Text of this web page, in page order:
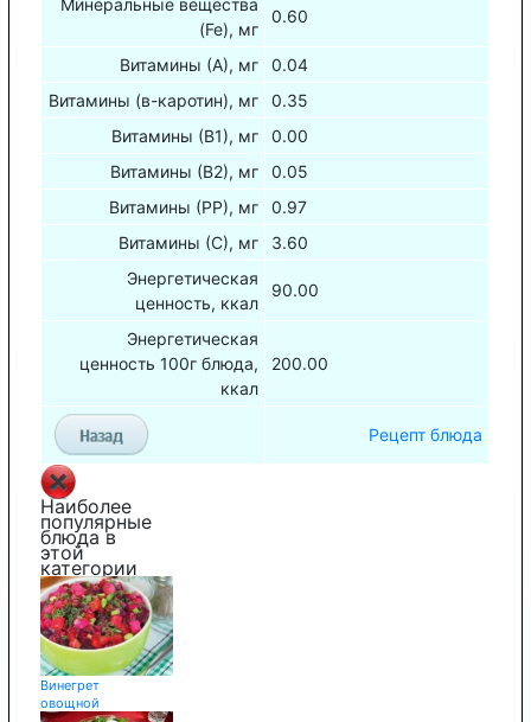
(Fe), мг
0.60
Витамины (А), мг
0.04
Витамины (в-каротин), мг
0.35
Витамины (В1), мг
0.00
Витамины (В2), мг
0.05
Витамины (РР), мг
0.97
Витамины (С), мг
3.60
Энергетическая
ценность, ккал
90.00
Энергетическая
ценность 100г блюда,
ккал
200.00
Рецепт блюда
Наиболее
популярные
блюда в
этой
категории
Винегрет
овощной